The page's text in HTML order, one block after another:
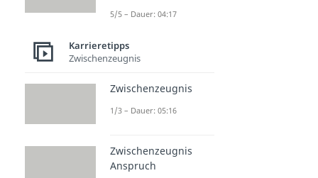
5/5 – Dauer: 04:17
Karrieretipps
Zwischenzeugnis
Zwischenzeugnis
1/3 – Dauer: 05:16
Zwischenzeugnis
Anspruch